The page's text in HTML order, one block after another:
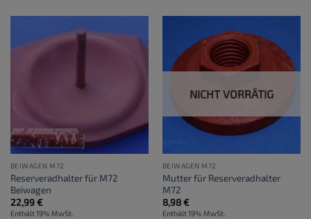
BEIWAGEN M72
Reserveradhalter für M72
Beiwagen
22,99€
Enthält 19% MwSt.
NICHT VORRÄTIG
BEIWAGEN M72
Mutter für Reserveradhalter
M72
8,98€
Enthält 19% MwSt.